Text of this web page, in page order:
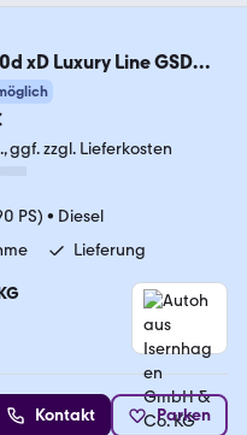
xD Luxury Line GSD
Alarm Sport
ggf. zzgl. Lieferkosten
PS) • Diesel
Lieferung
Kontakt Parken